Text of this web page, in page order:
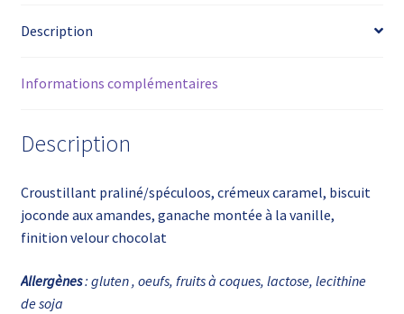
Description
Informations complémentaires
Description
Croustillant praliné/spéculoos, crémeux caramel, biscuit
joconde aux amandes, ganache montée à la vanille,
finition velour chocolat
Allergènes: gluten , oeufs, fruits à coques, lactose, lecithine
de soja